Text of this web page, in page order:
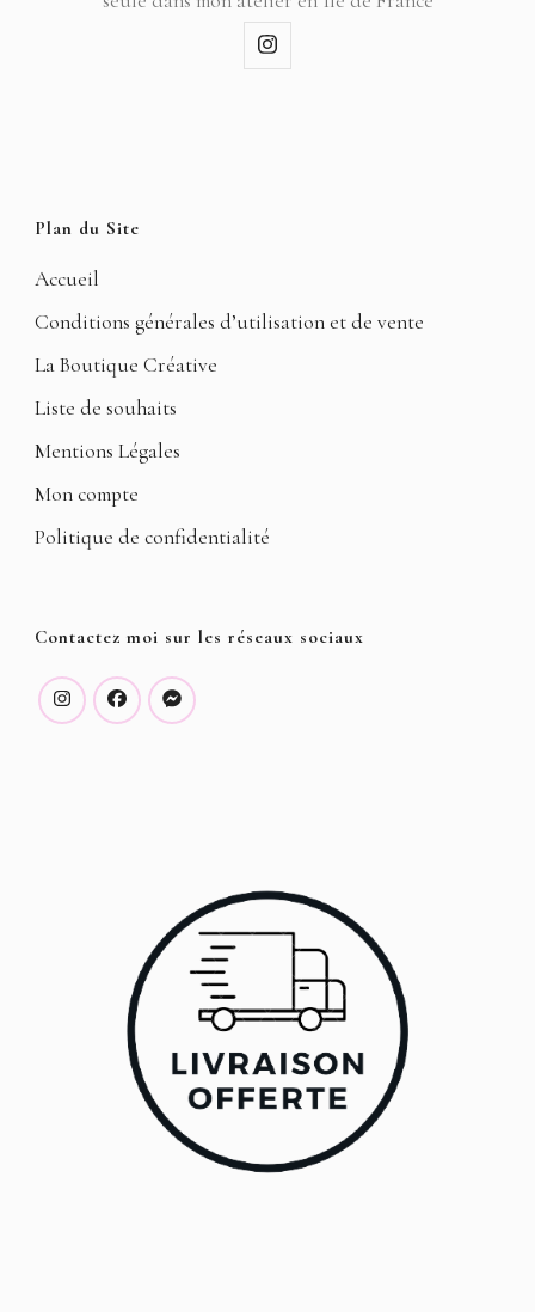
Plan du Site
Accueil
Conditions générales d’utilisation et de vente
La Boutique Créative
Liste de souhaits
Mentions Légales
Mon compte
Politique de confidentialité
Contactez moi sur les réseaux sociaux